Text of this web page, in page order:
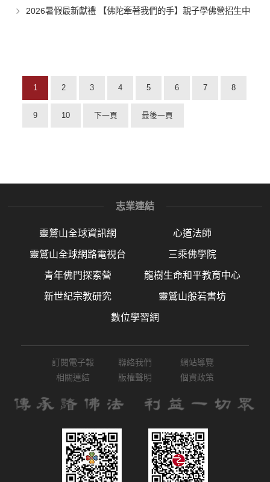
2026暑假最新獻禮 【佛陀牽著我們的手】親子學佛營招生中
1 2 3 4 5 6 7 8
9 10 下一頁 最後一頁
志業連結
靈鷲山全球資訊網 心道法師
靈鷲山全球網路電視台 三乘佛學院
青年佛門探索營 龍樹生命和平教育中心
新世紀宗教研究 靈鷲山般若書坊
數位學習網
訂閱電子報 聯絡我們
網站導覽
相關連結
版權聲明 個資政策